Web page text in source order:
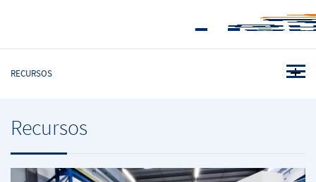
RECURSOS
Recursos